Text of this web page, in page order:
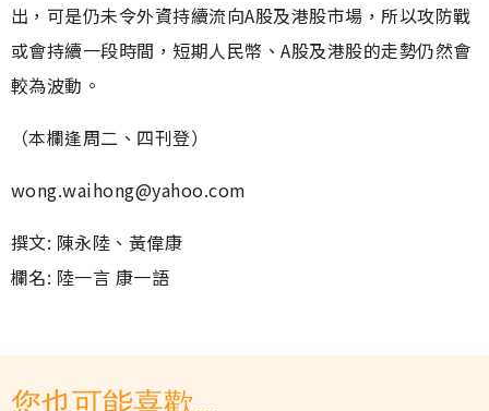
出，可是仍未令外資持續流向A股及港股市場，所以攻防戰
或會持續一段時間，短期人民幣、A股及港股的走勢仍然會
較為波動。
（本欄逢周二、四刊登）
wong.waihong@yahoo.com
撰文: 陳永陸、黃偉康
欄名: 陸一言 康一語
您也可能喜歡...